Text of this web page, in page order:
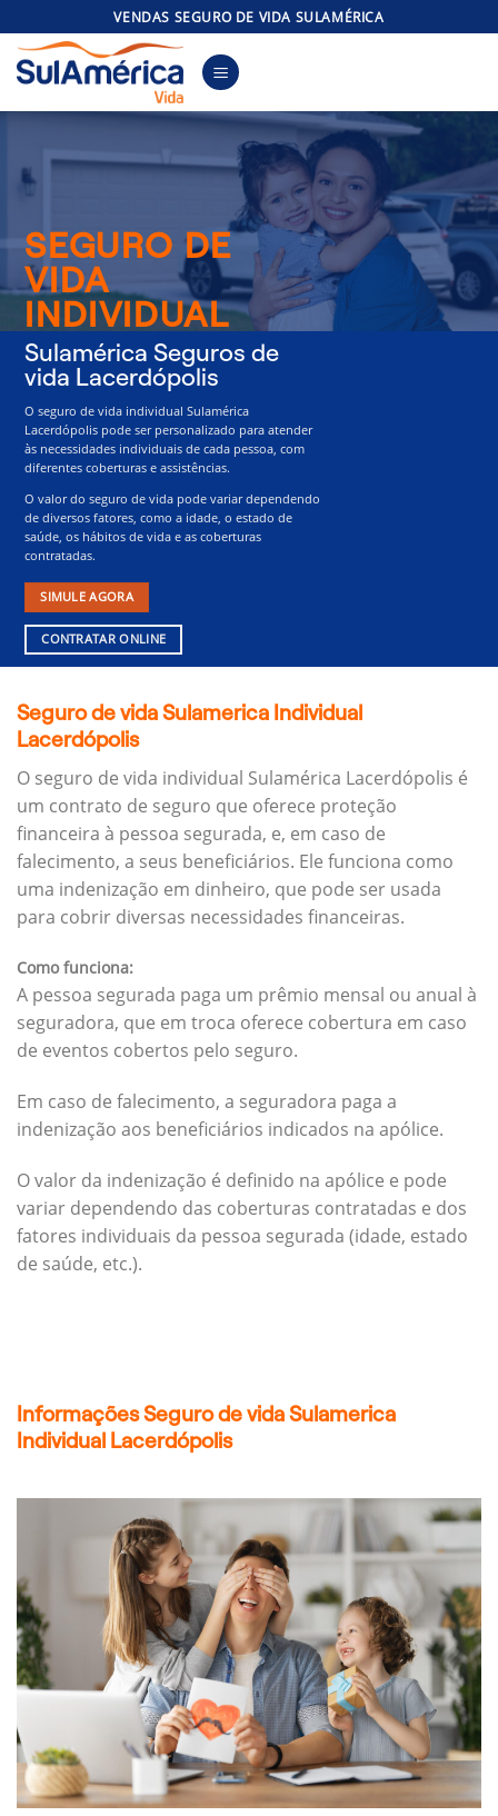
to
content
VENDAS SEGURO DE VIDA SULAMÉRICA
SEGURO DE
VIDA
INDIVIDUAL
Sulamérica Seguros de
vida Lacerdópolis
O seguro de vida individual Sulamérica
Lacerdópolis pode ser personalizado para atender
às necessidades individuais de cada pessoa, com
diferentes coberturas e assistências.
O valor do seguro de vida pode variar dependendo
de diversos fatores, como a idade, o estado de
saúde, os hábitos de vida e as coberturas
contratadas.
SIMULE AGORA
CONTRATAR ONLINE
Seguro de vida Sulamerica Individual
Lacerdópolis
O seguro de vida individual Sulamérica Lacerdópolis é
um contrato de seguro que oferece proteção
financeira à pessoa segurada, e, em caso de
falecimento, a seus beneficiários. Ele funciona como
uma indenização em dinheiro, que pode ser usada
para cobrir diversas necessidades financeiras.
Como funciona:
A pessoa segurada paga um prêmio mensal ou anual à
seguradora, que em troca oferece cobertura em caso
de eventos cobertos pelo seguro.
Em caso de falecimento, a seguradora paga a
indenização aos beneficiários indicados na apólice.
O valor da indenização é definido na apólice e pode
variar dependendo das coberturas contratadas e dos
fatores individuais da pessoa segurada (idade, estado
de saúde, etc.).
Informações Seguro de vida Sulamerica
Individual Lacerdópolis